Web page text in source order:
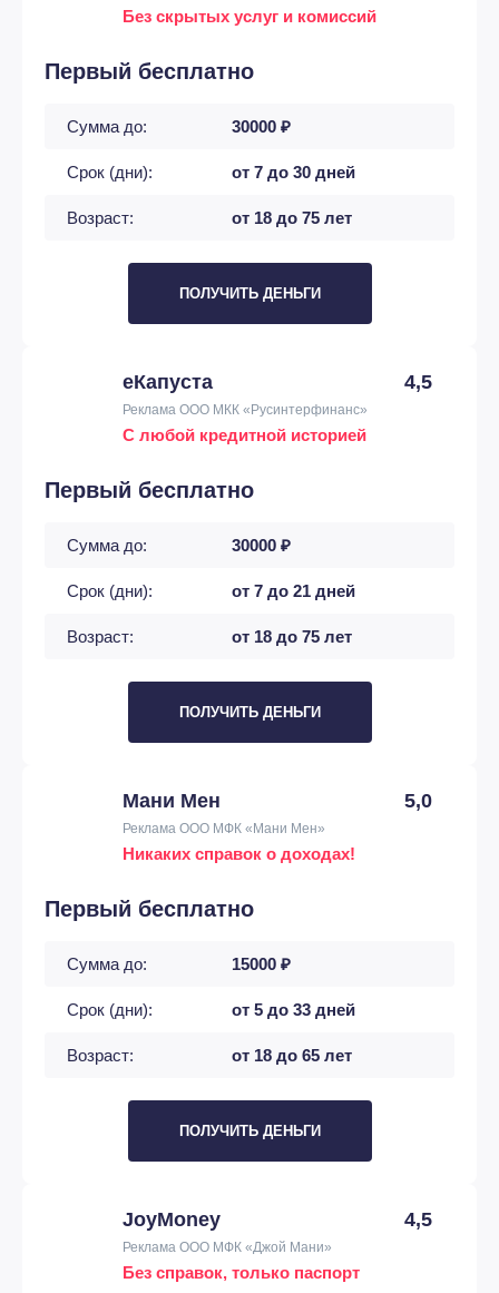
Без скрытых услуг и комиссий
Первый бесплатно
Сумма до: 30000 ₽
Срок (дни): от 7 до 30 дней
Возраст: от 18 до 75 лет
ПОЛУЧИТЬ ДЕНЬГИ
еКапуста 4,5
Реклама ООО МКК «Русинтерфинанс»
С любой кредитной историей
Первый бесплатно
Сумма до: 30000 ₽
Срок (дни): от 7 до 21 дней
Возраст: от 18 до 75 лет
ПОЛУЧИТЬ ДЕНЬГИ
Мани Мен 5,0
Реклама ООО МФК «Мани Мен»
Никаких справок о доходах!
Первый бесплатно
Сумма до: 15000 ₽
Срок (дни): от 5 до 33 дней
Возраст: от 18 до 65 лет
ПОЛУЧИТЬ ДЕНЬГИ
JoyMoney 4,5
Реклама ООО МФК «Джой Мани»
Без справок, только паспорт